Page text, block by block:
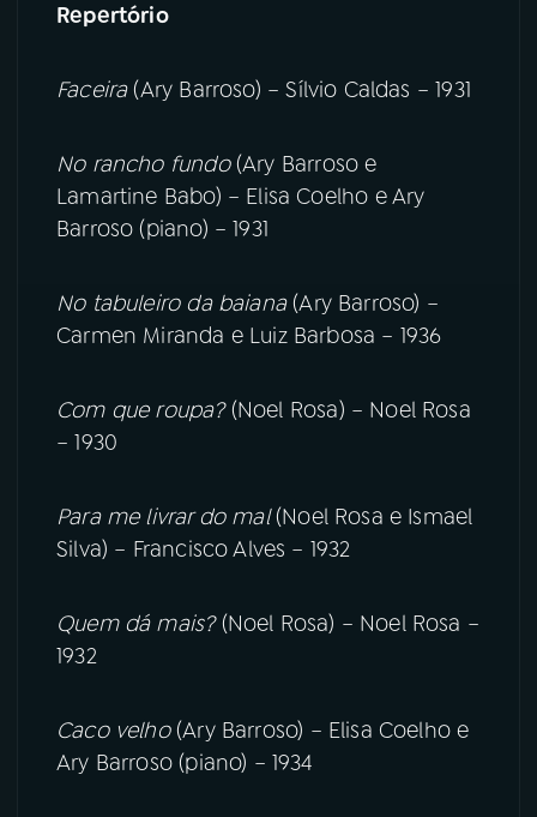
Repertório
Faceira(Ary Barroso) – Sílvio Caldas – 1931
No rancho fundo(Ary Barroso e
Lamartine Babo) – Elisa Coelho e Ary
Barroso (piano) – 1931
No tabuleiro da baiana(Ary Barroso) –
Carmen Miranda e Luiz Barbosa – 1936
Com que roupa?(Noel Rosa) – Noel Rosa
– 1930
Para me livrar do mal(Noel Rosa e Ismael
Silva) – Francisco Alves – 1932
Quem dá mais?(Noel Rosa) – Noel Rosa –
1932
Caco velho(Ary Barroso) – Elisa Coelho e
Ary Barroso (piano) – 1934